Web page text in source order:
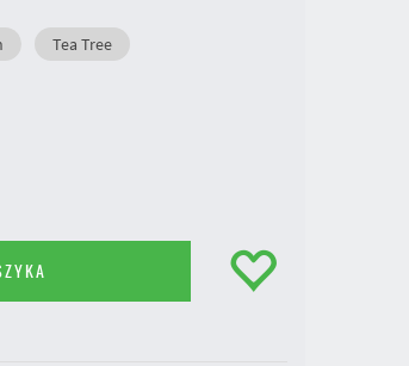
Tea Tree